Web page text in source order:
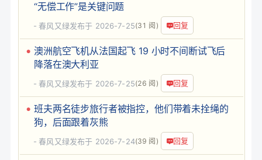
“无偿工作”是关键问题
春风又绿 (31 阅) 回复
发布于 2026-7-25
澳洲航空飞机从法国起飞 19 小时不间断试飞后
降落在澳大利亚
春风又绿 (26 阅) 回复
发布于 2026-7-25
班夫两名徒步旅行者被指控，他们带着未拴绳的
狗，后面跟着灰熊
春风又绿 (39 阅) 回复
发布于 2026-7-24